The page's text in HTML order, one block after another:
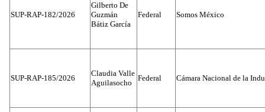
SUP-RAP-182/2026
Gilberto De
Guzmán
Bátiz García
Federal Somos México
SUP-RAP-185/2026
Claudia Valle
Aguilasocho
Federal Cámara Nacional de la